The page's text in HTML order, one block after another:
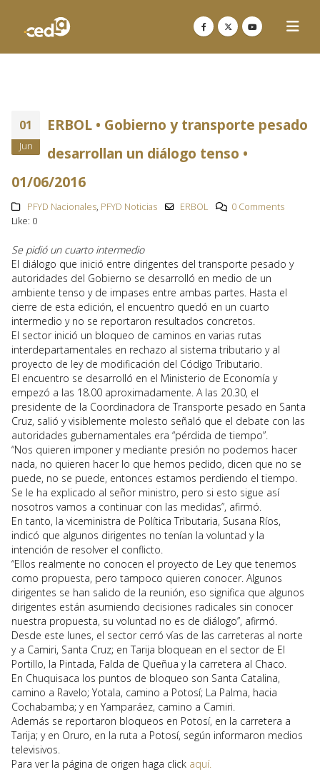
01
Jun
ERBOL • Gobierno y transporte pesado
desarrollan un diálogo tenso •
01/06/2016
PFYD Nacionales, PFYD Noticias ERBOL
0 Comments
Like: 0
Se pidió un cuarto intermedio
El diálogo que inició entre dirigentes del transporte pesado y
autoridades del Gobierno se desarrolló en medio de un
ambiente tenso y de impases entre ambas partes. Hasta el
cierre de esta edición, el encuentro quedó en un cuarto
intermedio y no se reportaron resultados concretos.
El sector inició un bloqueo de caminos en varias rutas
interdepartamentales en rechazo al sistema tributario y al
proyecto de ley de modificación del Código Tributario.
El encuentro se desarrolló en el Ministerio de Economía y
empezó a las 18.00 aproximadamente. A las 20.30, el
presidente de la Coordinadora de Transporte pesado en Santa
Cruz, salió y visiblemente molesto señaló que el debate con las
autoridades gubernamentales era “pérdida de tiempo”.
“Nos quieren imponer y mediante presión no podemos hacer
nada, no quieren hacer lo que hemos pedido, dicen que no se
puede, no se puede, entonces estamos perdiendo el tiempo.
Se le ha explicado al señor ministro, pero si esto sigue así
nosotros vamos a continuar con las medidas”, afirmó.
En tanto, la viceministra de Política Tributaria, Susana Ríos,
indicó que algunos dirigentes no tenían la voluntad y la
intención de resolver el conflicto.
“Ellos realmente no conocen el proyecto de Ley que tenemos
como propuesta, pero tampoco quieren conocer. Algunos
dirigentes se han salido de la reunión, eso significa que algunos
dirigentes están asumiendo decisiones radicales sin conocer
nuestra propuesta, su voluntad no es de diálogo”, afirmó.
Desde este lunes, el sector cerró vías de las carreteras al norte
y a Camiri, Santa Cruz; en Tarija bloquean en el sector de El
Portillo, la Pintada, Falda de Queñua y la carretera al Chaco.
En Chuquisaca los puntos de bloqueo son Santa Catalina,
camino a Ravelo; Yotala, camino a Potosí; La Palma, hacia
Cochabamba; y en Yamparáez, camino a Camiri.
Además se reportaron bloqueos en Potosí, en la carretera a
Tarija; y en Oruro, en la ruta a Potosí, según informaron medios
televisivos.
Para ver la página de origen haga click aquí.